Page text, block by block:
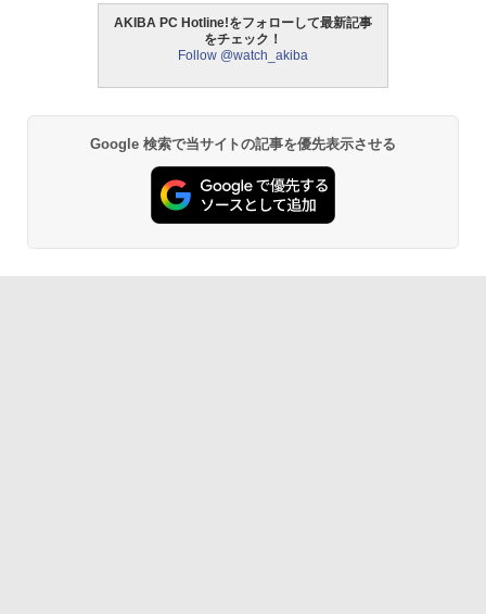
AKIBA PC Hotline!をフォローして最新記事
をチェック！
Follow @watch_akiba
Google 検索で当サイトの記事を優先表示させる